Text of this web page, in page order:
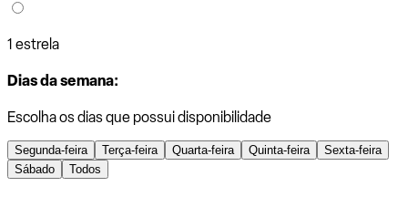
1 estrela
Dias da semana:
Escolha os dias que possui disponibilidade
Segunda-feira Terça-feira Quarta-feira Quinta-feira
Sexta-feira
Sábado
Todos